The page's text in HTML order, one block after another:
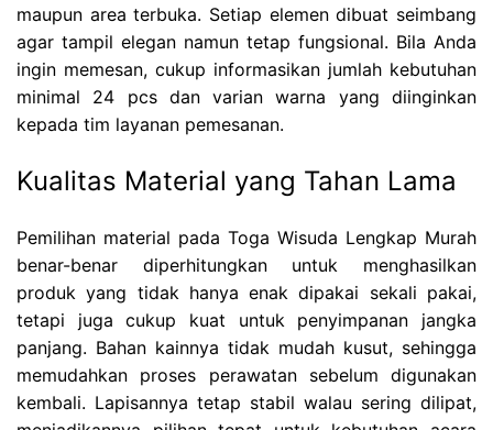
maupun area terbuka. Setiap elemen dibuat seimbang
agar tampil elegan namun tetap fungsional. Bila Anda
ingin memesan, cukup informasikan jumlah kebutuhan
minimal 24 pcs dan varian warna yang diinginkan
kepada tim layanan pemesanan.
Kualitas Material yang Tahan Lama
Pemilihan material pada Toga Wisuda Lengkap Murah
benar-benar diperhitungkan untuk menghasilkan
produk yang tidak hanya enak dipakai sekali pakai,
tetapi juga cukup kuat untuk penyimpanan jangka
panjang. Bahan kainnya tidak mudah kusut, sehingga
memudahkan proses perawatan sebelum digunakan
kembali. Lapisannya tetap stabil walau sering dilipat,